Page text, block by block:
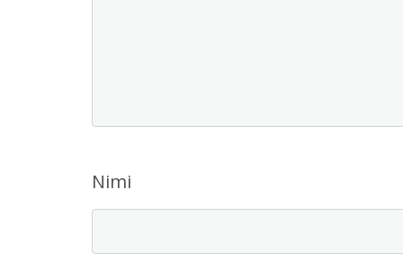
Nimi